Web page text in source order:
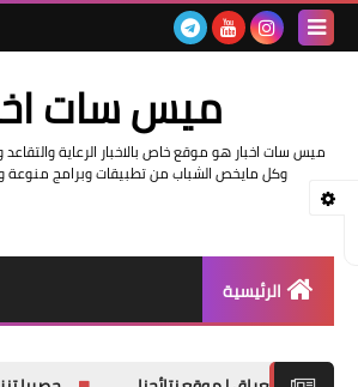
ميس سات
ميس سات اخبار هو موقع خاص بالاخبار الرعاية
وكل مايخص الشباب من تطبيقات وبرامج منوعة
الرئيسية